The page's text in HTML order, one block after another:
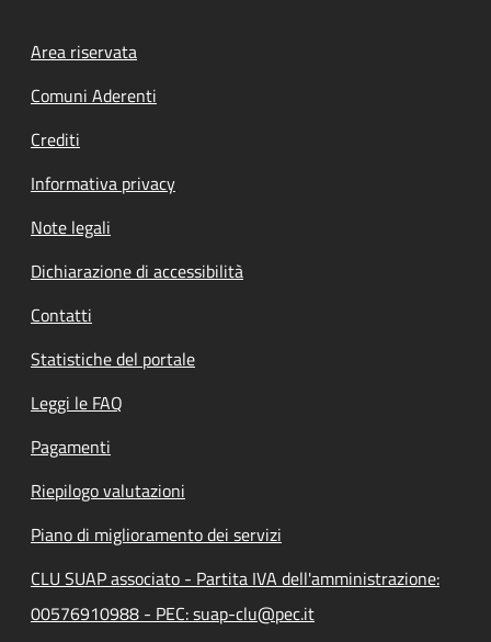
Footer menu
Area riservata
Comuni Aderenti
Crediti
Informativa privacy
Note legali
Dichiarazione di accessibilità
Contatti
Statistiche del portale
Leggi le FAQ
Pagamenti
Riepilogo valutazioni
Piano di miglioramento dei servizi
CLU SUAP associato - Partita IVA dell'amministrazione:
00576910988 - PEC: suap-clu@pec.it